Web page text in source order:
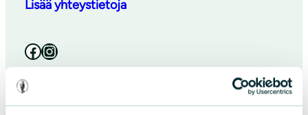
Lisää yhteystietoja
Facebook Instagram